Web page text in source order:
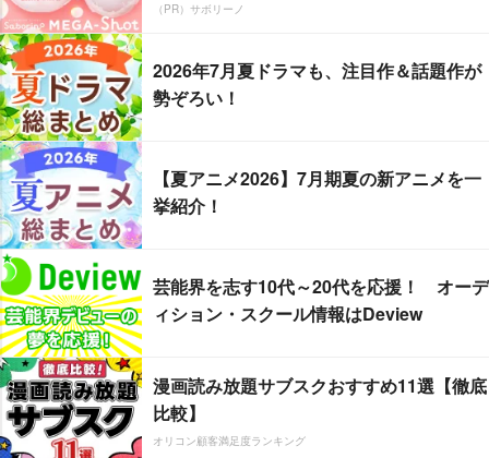
（PR）サボリーノ
2026年7月夏ドラマも、注目作＆話題作が
勢ぞろい！
【夏アニメ2026】7月期夏の新アニメを一
挙紹介！
芸能界を志す10代～20代を応援！ オーデ
ィション・スクール情報はDeview
漫画読み放題サブスクおすすめ11選【徹底
比較】
オリコン顧客満足度ランキング